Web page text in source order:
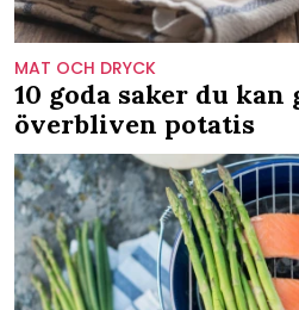
MAT OCH DRYCK
10 goda saker du kan
överbliven potatis